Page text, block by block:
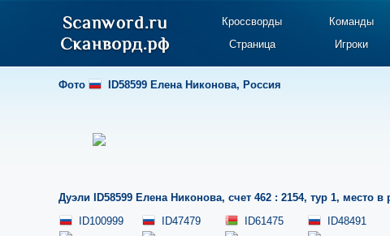
Кроссворды Команды
Страница
Игроки
Фото ID58599 Елена Никонова, Россия
Дуэли ID58599 Елена Никонова, счет 462 : 2154, тур 1, место в
ID100999
ID47479 ID61475 ID48491